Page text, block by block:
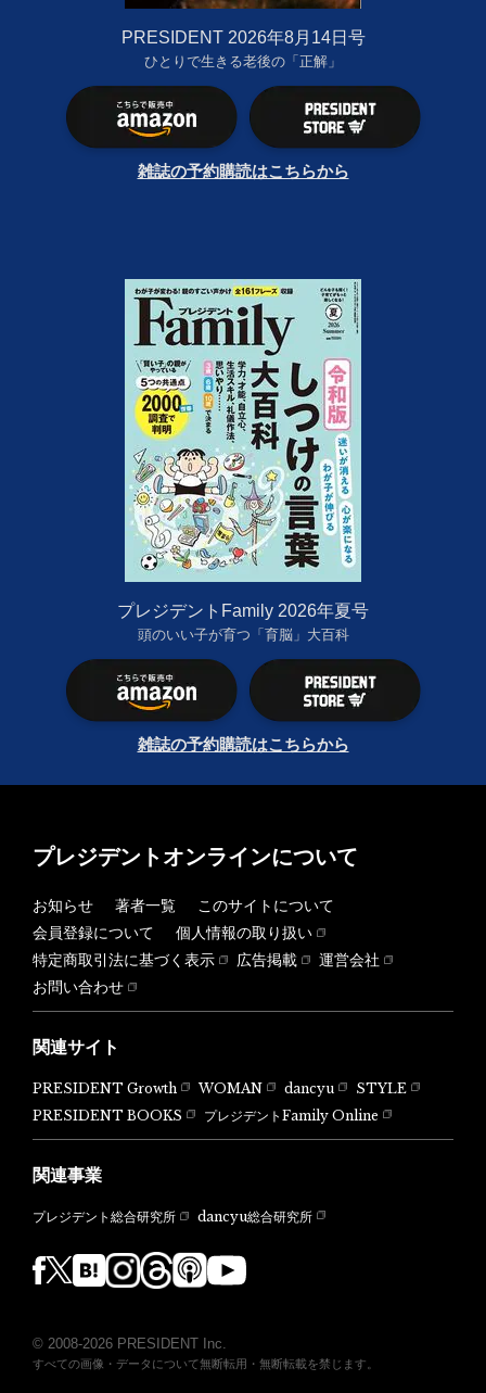
PRESIDENT 2026年8月14日号
ひとりで生きる老後の「正解」
雑誌の予約購読はこちらから
プレジデントFamily 2026年夏号
頭のいい子が育つ「育脳」大百科
雑誌の予約購読はこちらから
プレジデントオンラインについて
お知らせ 著者一覧
このサイトについて
会員登録について
個人情報の取り扱い
特定商取引法に基づく表示
広告掲載
運営会社
お問い合わせ
関連サイト
PRESIDENT Growth WOMAN dancyu
STYLE
PRESIDENT BOOKS
プレジデントFamily Online
関連事業
プレジデント総合研究所 dancyu総合研究所
© 2008-2026 PRESIDENT Inc.
すべての画像・データについて無断転用・無断転載を禁じます。